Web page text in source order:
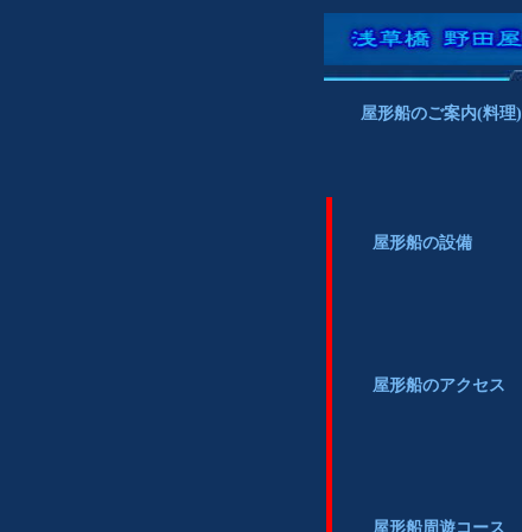
屋形船のご案内(料理)
屋形船の設備
屋形船のアクセス
屋形船周遊コース